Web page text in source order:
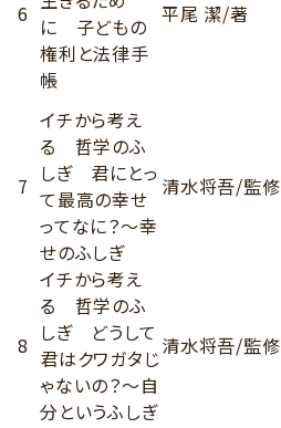
6 に 子どもの
権利と法律手
帳
平尾 潔/著
7
イチから考え
る 哲学のふ
しぎ 君にとっ
て最高の幸せ
ってなに？〜幸
せのふしぎ
清水将吾/監修
8
イチから考え
る 哲学のふ
しぎ どうして
君はクワガタじ
ゃないの？～自
分というふしぎ
清水将吾/監修